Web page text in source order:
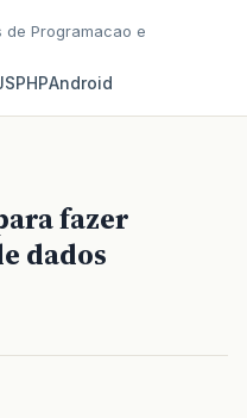
de Programacao e
PHPAndroid
fazer
dados